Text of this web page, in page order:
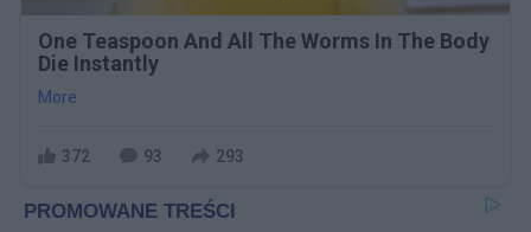
One Teaspoon And All The Worms In The Body
Die Instantly
More
372 93 293